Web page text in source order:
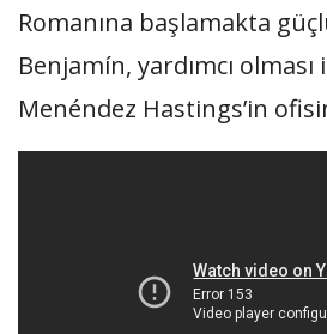
Romanına başlamakta
Benjamín, yardımcı olması
Menéndez Hastings’in